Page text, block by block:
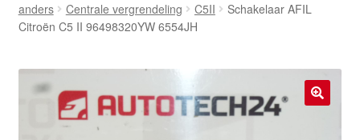
Algemene voorwaarden
Betalingen
Contact
anders
Centrale vergrendeling C5II
Schakelaar AFIL
Citroën C5 II 96498320YW 6554JH